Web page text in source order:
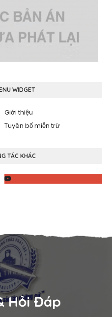
WIDGET
Giới thiệu
Tuyên bố miễn trừ
TÁC KHÁC
Hỏi Đáp